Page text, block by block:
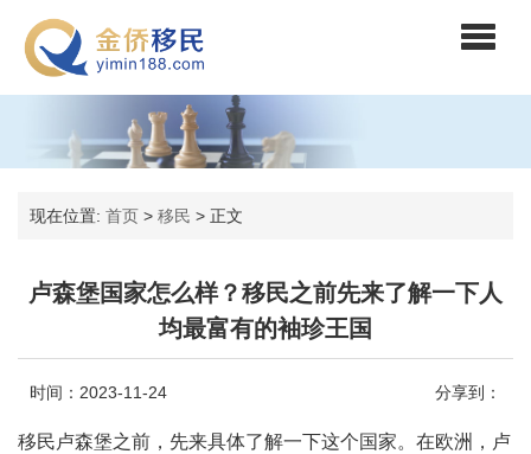
现在位置: 首页 > 移民 > 正文
卢森堡国家怎么样？移民之前先来了解一下人
均最富有的袖珍王国
时间：2023-11-24 分享到：
移民卢森堡之前，先来具体了解一下这个国家。在欧洲，卢